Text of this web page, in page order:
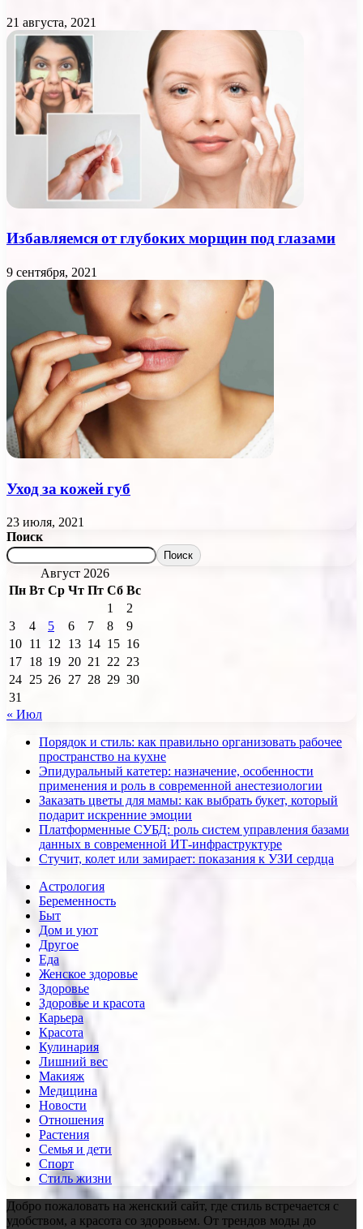
21 августа, 2021
Избавляемся от глубоких морщин под глазами
9 сентября, 2021
Уход за кожей губ
23 июля, 2021
Поиск
Поиск
Август 2026
Пн Вт Ср Чт Пт Сб Вс
1
2
3
4 5 6 7 8
9
10 11 12 13 14 15 16
17 18 19 20 21 22 23
24 25 26 27 28 29 30
31
« Июл
Порядок и стиль: как правильно организовать рабочее
пространство на кухне
Эпидуральный катетер: назначение, особенности
применения и роль в современной анестезиологии
Заказать цветы для мамы: как выбрать букет, который
подарит искренние эмоции
Платформенные СУБД: роль систем управления базами
данных в современной ИТ-инфраструктуре
Стучит, колет или замирает: показания к УЗИ сердца
Астрология
Беременность
Быт
Дом и уют
Другое
Еда
Женское здоровье
Здоровье
Здоровье и красота
Карьера
Красота
Кулинария
Лишний вес
Макияж
Медицина
Новости
Отношения
Растения
Семья и дети
Спорт
Стиль жизни
Добро пожаловать на женский сайт, где стиль встречается с
удобством, а красота со здоровьем. От трендов моды до